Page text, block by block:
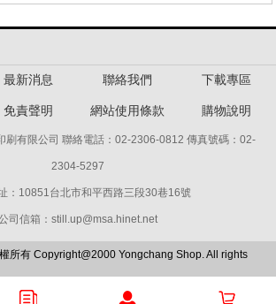
最新消息 聯絡我們 下載專區
免責聲明 網站使用條款 購物說明
刷有限公司 聯絡電話：02-2306-0812 傳真號碼：02-
2304-5297
：10851台北市和平西路三段30巷16號
司信箱：still.up@msa.hinet.net
所有 Copyright@2000 Yongchang Shop. All rights